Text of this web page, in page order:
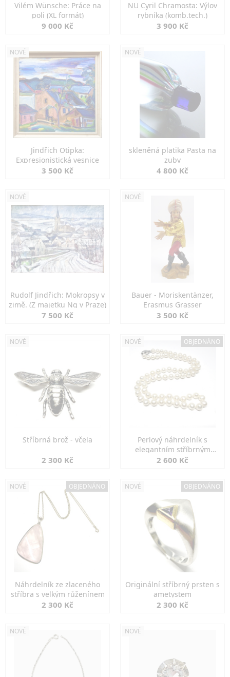
Vilém Wünsche: Práce na
poli (XL formát)
9 000 Kč
NU Cyril Chramosta: Výlov
rybníka (komb.tech.)
3 900 Kč
NOVÉ
Jindřich Otipka:
Expresionistická vesnice
3 500 Kč
NOVÉ
skleněná platika Pasta na
zuby
4 800 Kč
NOVÉ
Rudolf Jindřich: Mokropsy v
zimě. (Z majetku Ng v Praze)
7 500 Kč
NOVÉ
Bauer - Moriskentänzer,
Erasmus Grasser
3 500 Kč
NOVÉ
Stříbrná brož - včela
2 300 Kč
NOVÉ OBJEDNÁNO
Perlový náhrdelník s
elegantním stříbrným
zapínáním
2 600 Kč
NOVÉ OBJEDNÁNO
Náhrdelník ze zlaceného
stříbra s velkým růženínem
2 300 Kč
NOVÉ OBJEDNÁNO
Originální stříbrný prsten s
ametystem
2 300 Kč
NOVÉ NOVÉ